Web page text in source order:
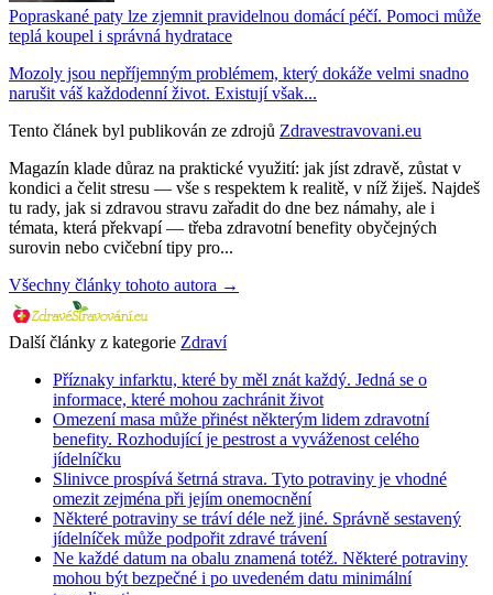
Popraskané paty lze zjemnit pravidelnou domácí péčí. Pomoci může
teplá koupel i správná hydratace
Mozoly jsou nepříjemným problémem, který dokáže velmi snadno
narušit váš každodenní život. Existují však...
Tento článek byl publikován ze zdrojů Zdravestravovani.eu
Magazín klade důraz na praktické využití: jak jíst zdravě, zůstat v
kondici a čelit stresu — vše s respektem k realitě, v níž žiješ. Najdeš
tu rady, jak si zdravou stravu zařadit do dne bez námahy, ale i
témata, která překvapí — třeba zdravotní benefity obyčejných
surovin nebo cvičební tipy pro...
Všechny články tohoto autora →
Další články z kategorie Zdraví
Příznaky infarktu, které by měl znát každý. Jedná se o
informace, které mohou zachránit život
Omezení masa může přinést některým lidem zdravotní
benefity. Rozhodující je pestrost a vyváženost celého
jídelníčku
Slinivce prospívá šetrná strava. Tyto potraviny je vhodné
omezit zejména při jejím onemocnění
Některé potraviny se tráví déle než jiné. Správně sestavený
jídelníček může podpořit zdravé trávení
Ne každé datum na obalu znamená totéž. Některé potraviny
mohou být bezpečné i po uvedeném datu minimální